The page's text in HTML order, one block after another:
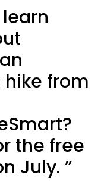
from
the free
July. ”